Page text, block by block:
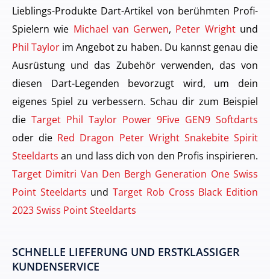
Lieblings-Produkte Dart-Artikel von berühmten Profi-
Spielern wie Michael van Gerwen, Peter Wrightund
Phil Taylor im Angebot zu haben. Du kannst genau die
Ausrüstung und das Zubehör verwenden, das von
diesen Dart-Legenden bevorzugt wird, um dein
eigenes Spiel zu verbessern. Schau dir zum Beispiel
die Target Phil Taylor Power 9Five GEN9 Softdarts
oder die Red Dragon Peter Wright Snakebite Spirit
Steeldarts an und lass dich von den Profis inspirieren.
Target Dimitri Van Den Bergh Generation One Swiss
Point Steeldarts undTarget Rob Cross Black Edition
2023 Swiss Point Steeldarts
SCHNELLE LIEFERUNG UND ERSTKLASSIGER
KUNDENSERVICE